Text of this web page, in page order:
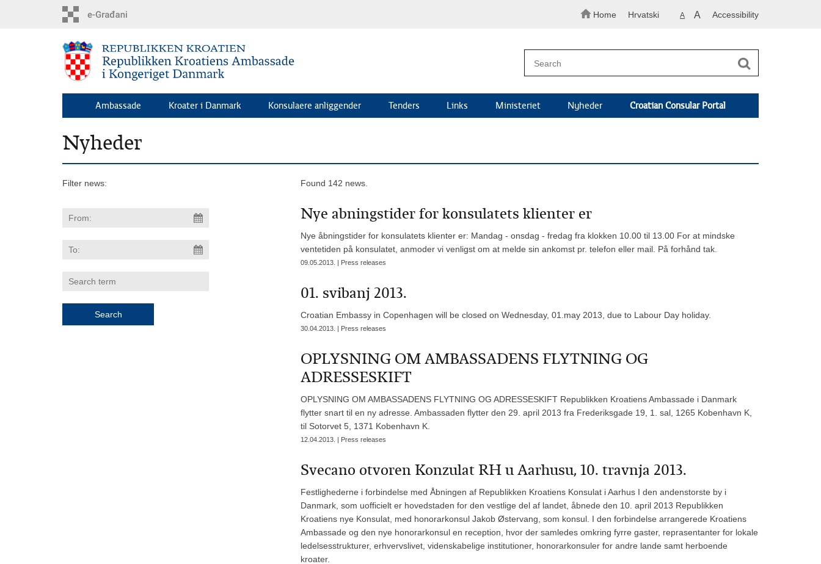
Home Hrvatski A A Accessibility
Ambassade Kroater i Danmark Konsulaere anliggender Tenders Links Ministeriet Nyheder Croatian Consular Portal
Nyheder
Filter news: Found 142 news.
Nye abningstider for konsulatets klienter er
Nye åbningstider for konsulatets klienter er: Mandag - onsdag - fredag fra klokken 10.00 til 13.00 For at mindske
ventetiden på konsulatet, anmoder vi venligst om at melde sin ankomst pr. telefon eller mail. På forhånd tak.
09.05.2013. | Press releases
01. svibanj 2013.
Croatian Embassy in Copenhagen will be closed on Wednesday, 01.may 2013, due to Labour Day holiday.
30.04.2013. | Press releases
OPLYSNING OM AMBASSADENS FLYTNING OG
ADRESSESKIFT
OPLYSNING OM AMBASSADENS FLYTNING OG ADRESSESKIFT Republikken Kroatiens Ambassade i Danmark
flytter snart til en ny adresse. Ambassaden flytter den 29. april 2013 fra Frederiksgade 19, 1. sal, 1265 Kobenhavn K,
til Sotorvet 5, 1371 Kobenhavn K.
12.04.2013. | Press releases
Svecano otvoren Konzulat RH u Aarhusu, 10. travnja 2013.
Festlighederne i forbindelse med Åbningen af Republikken Kroatiens Konsulat i Aarhus I den andenstorste by i
Danmark, som uofficielt er hovedstaden for den vestlige del af landet, åbnede den 10. april 2013 Republikken
Kroatiens nye Konsulat, med honorarkonsul Jakob Østervang, som konsul. I den forbindelse arrangerede Kroatiens
Ambassade og den nye honorarkonsul en reception, hvor der samledes omkring fyrre gaster, reprasentanter for lokale
ledelsesstrukturer, erhvervslivet, videnskabelige institutioner, honorarkonsuler for andre lande samt herboende
kroater.